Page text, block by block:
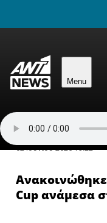
Skip to content
Menu
Αθλητικά
02 Ιουνίου 2026 19:22
Cup ανάμεσα